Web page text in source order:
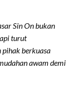
Sin On bukan
turut
berkuasa
awam demi